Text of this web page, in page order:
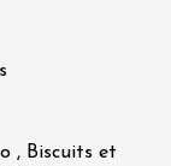
, Biscuits et